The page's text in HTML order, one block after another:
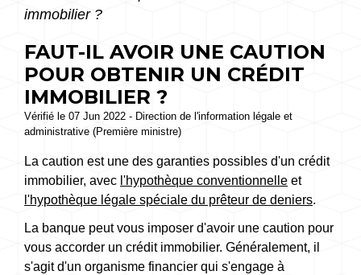
immobilier ?
FAUT-IL AVOIR UNE CAUTION
POUR OBTENIR UN CRÉDIT
IMMOBILIER ?
Vérifié le 07 Jun 2022 - Direction de l'information légale et
administrative (Première ministre)
La caution est une des garanties possibles d'un crédit
immobilier, avec l'hypothèque conventionnelle et
l'hypothèque légale spéciale du prêteur de deniers.
La banque peut vous imposer d'avoir une caution pour
vous accorder un crédit immobilier. Généralement, il
s'agit d'un organisme financier qui s'engage à